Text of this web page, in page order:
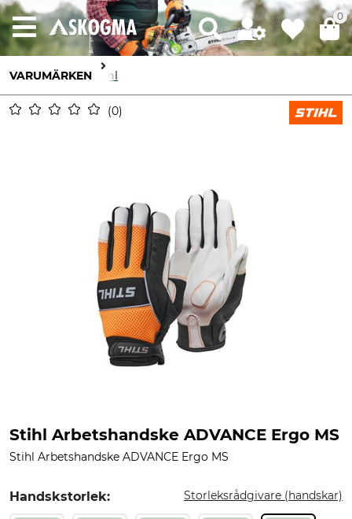
0
VARUMÄRKEN Stihl
0
Stihl Arbetshandske ADVANCE Ergo MS
Stihl Arbetshandske ADVANCE Ergo MS
Handskstorlek: Storleksrådgivare (handskar)